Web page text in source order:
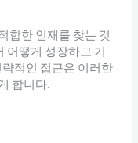
합한 인재를 찾는 것
어떻게 성장하고 기
적인 접근은 이러한
합니다.